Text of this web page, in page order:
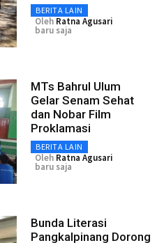
BERITA LAIN
Oleh Ratna Agusari
baru saja
MTs Bahrul Ulum
Gelar Senam Sehat
dan Nobar Film
Proklamasi
BERITA LAIN
Oleh Ratna Agusari
baru saja
Bunda Literasi
Pangkalpinang Dorong